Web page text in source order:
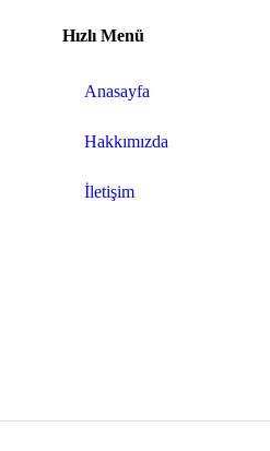
Hızlı Menü
Anasayfa
Hakkımızda
İletişim